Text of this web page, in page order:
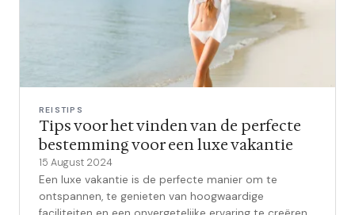
REISTIPS
Tips voor het vinden van de perfecte
bestemming voor een luxe vakantie
15 August 2024
Een luxe vakantie is de perfecte manier om te
ontspannen, te genieten van hoogwaardige